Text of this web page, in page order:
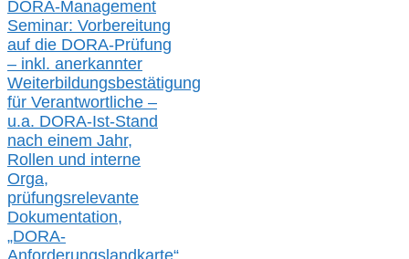
DORA-Management
Seminar: Vorbereitung
auf die DORA-Prüfung
– inkl. anerkannter
Weiterbildungsbestätigung
für Verantwortliche –
u.a. DORA-Ist-Stand
nach einem Jahr,
Rollen und interne
Orga,
prüfungsrelevante
Dokumentation,
„DORA-